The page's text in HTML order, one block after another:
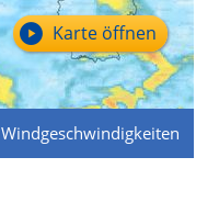
Windgeschwindigkeiten
Karte öffnen